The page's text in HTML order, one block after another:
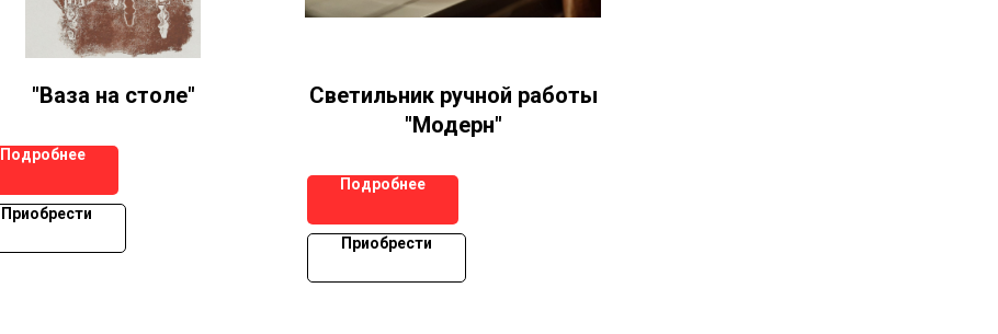
"Ваза на столе"
Подробнее
Приобрести
Светильник ручной работы
"Модерн"
Подробнее
Приобрести